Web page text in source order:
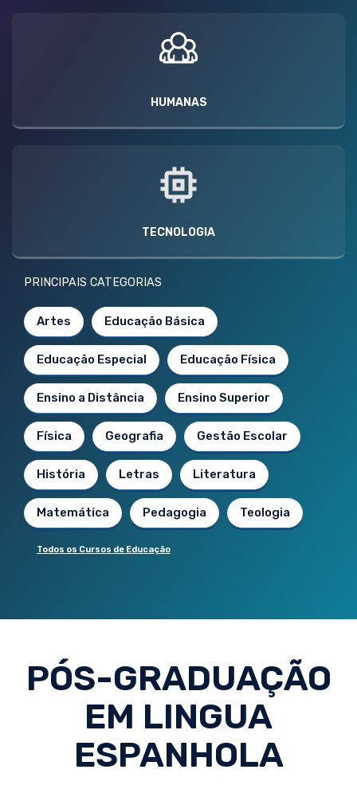
HUMANAS
TECNOLOGIA
PRINCIPAIS CATEGORIAS
Artes Educação Básica
Educação Especial Educação Física
Ensino a Distância Ensino Superior
Física Geografia Gestão Escolar
História Letras Literatura
Matemática Pedagogia Teologia
Todos os Cursos de Educação
PÓS-GRADUAÇÃO
EM LINGUA
ESPANHOLA